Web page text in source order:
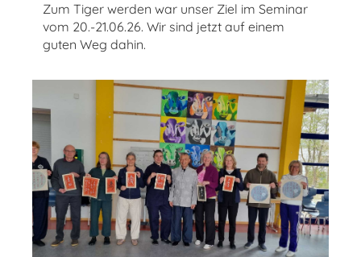
Zum Tiger werden war unser Ziel im Seminar
vom 20.-21.06.26. Wir sind jetzt auf einem
guten Weg dahin.